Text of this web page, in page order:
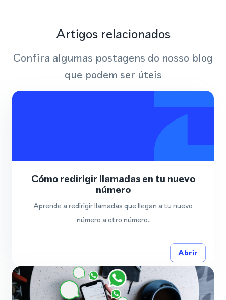
Artigos relacionados
Confira algumas postagens do nosso blog
que podem ser úteis
Cómo redirigir llamadas en tu nuevo
número
Aprende a redirigir llamadas que llegan a tu nuevo
número a otro número.
Abrir